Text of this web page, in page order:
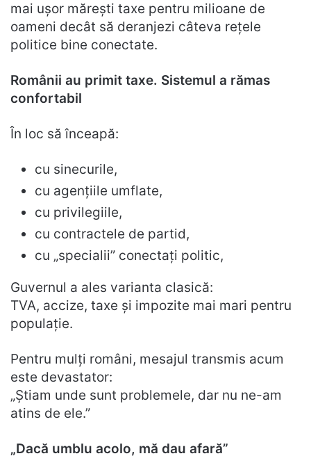
mai ușor mărești taxe pentru milioane de
oameni decât să deranjezi câteva rețele
politice bine conectate.
Românii au primit taxe. Sistemul a rămas
confortabil
În loc să înceapă:
cu sinecurile,
cu agențiile umflate,
cu privilegiile,
cu contractele de partid,
cu „specialii” conectați politic,
Guvernul a ales varianta clasică:
TVA, accize, taxe și impozite mai mari pentru
populație.
Pentru mulți români, mesajul transmis acum
este devastator:
„Știam unde sunt problemele, dar nu ne-am
atins de ele.”
„Dacă umblu acolo, mă dau afară”